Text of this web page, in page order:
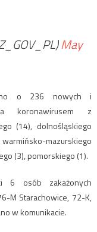
May
o 236 nowych i
koronawirusem z
(14), dolnośląskiego
mazurskiego
(3), pomorskiego (1).
6 osób zakażonych
M Starachowice, 72-K,
w komunikacie.